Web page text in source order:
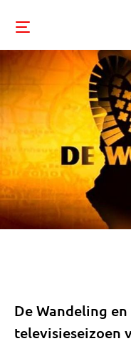
De Wandeling
televisieseizoen